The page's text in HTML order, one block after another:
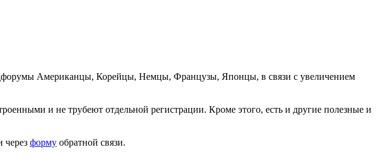
Американцы, Корейцы, Немцы, Французы, Японцы, в связи с увеличением
и не трубеют отдельной регистрации. Кроме этого, есть и другие полезные и
через форму обратной связи.